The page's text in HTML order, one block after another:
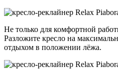
Не только для комфортной
Разложите кресло на
отдыхом в положении лёжа.